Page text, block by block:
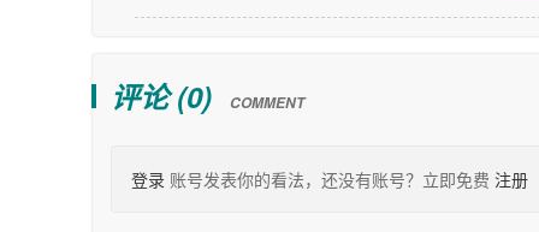
评论 (0) COMMENT
登录 账号发表你的看法，还没有账号？立即免费 注册